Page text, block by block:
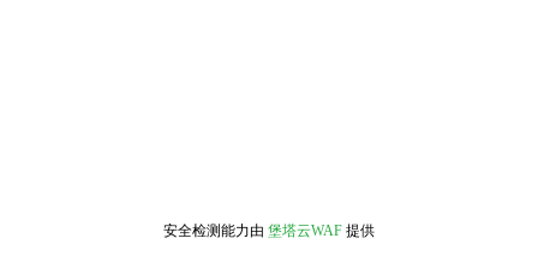
安全检测能力由 堡塔云WAF 提供